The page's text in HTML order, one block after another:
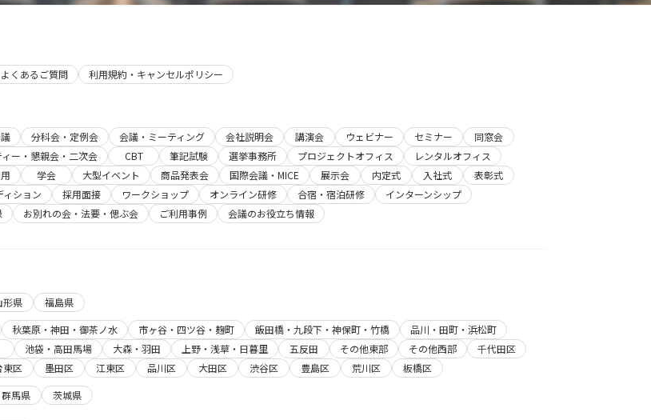
よくあるご質問 利用規約・キャンセルポリシー
分科会・定例会 会議・ミーティング 会社説明会 講演会 ウェビナー セミナー
同窓会
ィー・懇親会・二次会 CBT 筆記試験 選挙事務所 プロジェクトオフィス
レンタルオフィス
学会 大型イベント 商品発表会 国際会議・MICE 展示会 内定式 入社式
表彰式
ィション 採用面接 ワークショップ オンライン研修 合宿・宿泊研修
インターンシップ
お別れの会・法要・偲ぶ会 ご利用事例 会議のお役立ち情報
形県 福島県
秋葉原・神田・御茶ノ水 市ヶ谷・四ツ谷・麹町 飯田橋・九段下・神保町・竹橋
品川・田町・浜松町
池袋・高田馬場 大森・羽田 上野・浅草・日暮里 五反田 その他東部 その他西部
千代田区
東区 墨田区 江東区 品川区 大田区 渋谷区 豊島区 荒川区
板橋区
群馬県 茨城県